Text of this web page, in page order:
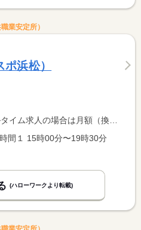
業安定所）
浜松）
算額）、パート求人の場合は時間額を表示しています。
間１ 15時00分〜19時30分
(ハローワークより転載)